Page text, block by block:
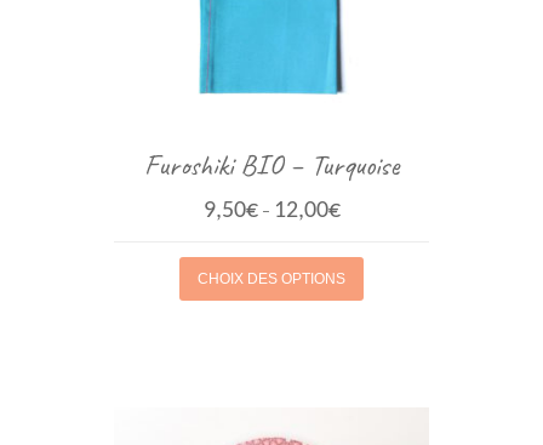
Furoshiki BIO – Turquoise
9,50€– 12,00€
CHOIX DES OPTIONS